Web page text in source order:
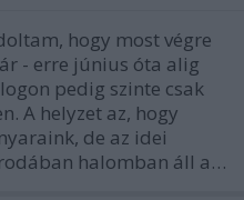
hogy most végre
- erre június óta alig
pedig szinte csak
A helyzet az, hogy
de az idei
halomban áll a…